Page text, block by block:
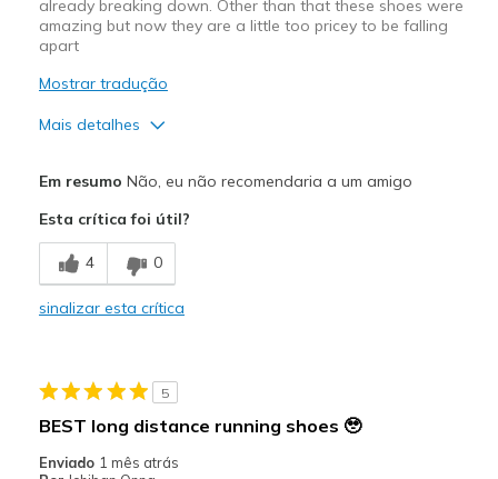
already breaking down. Other than that these shoes were
amazing but now they are a little too pricey to be falling
apart
Mostrar tradução
Mais detalhes
Contras
Wear Out Quickly
Feels true to width
Sizing
Feels true to size
View On Shoes
Shoes are for Wearing
Em resumo Não, eu não recomendaria a um amigo
Esta crítica foi útil?
4 0
sinalizar esta crítica
5
BEST long distance running shoes 🥹
Enviado 1 mês atrás